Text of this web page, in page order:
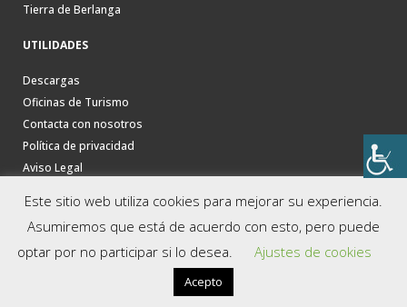
Tierra de Berlanga
UTILIDADES
Descargas
Oficinas de Turismo
Contacta con nosotros
Política de privacidad
Aviso Legal
Este sitio web utiliza cookies para mejorar su experiencia.
Asumiremos que está de acuerdo con esto, pero puede
optar por no participar si lo desea.
Ajustes de cookies
Acepto